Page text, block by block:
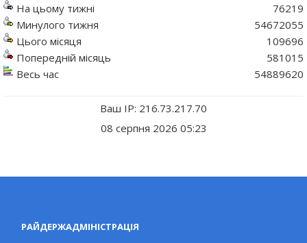
На цьому тижні
Минулого тижня
Цього місяця
Попередній місяць
Весь час
76219
54672055
109696
581015
54889620
Ваш IP: 216.73.217.70
08 серпня 2026 05:23
РАЙДЕРЖАДМІНІСТРАЦІЯ